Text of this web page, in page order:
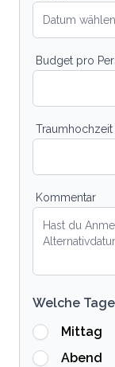
Datum wählen
Budget pro
Kommentar
Welche
Mittag
Abend